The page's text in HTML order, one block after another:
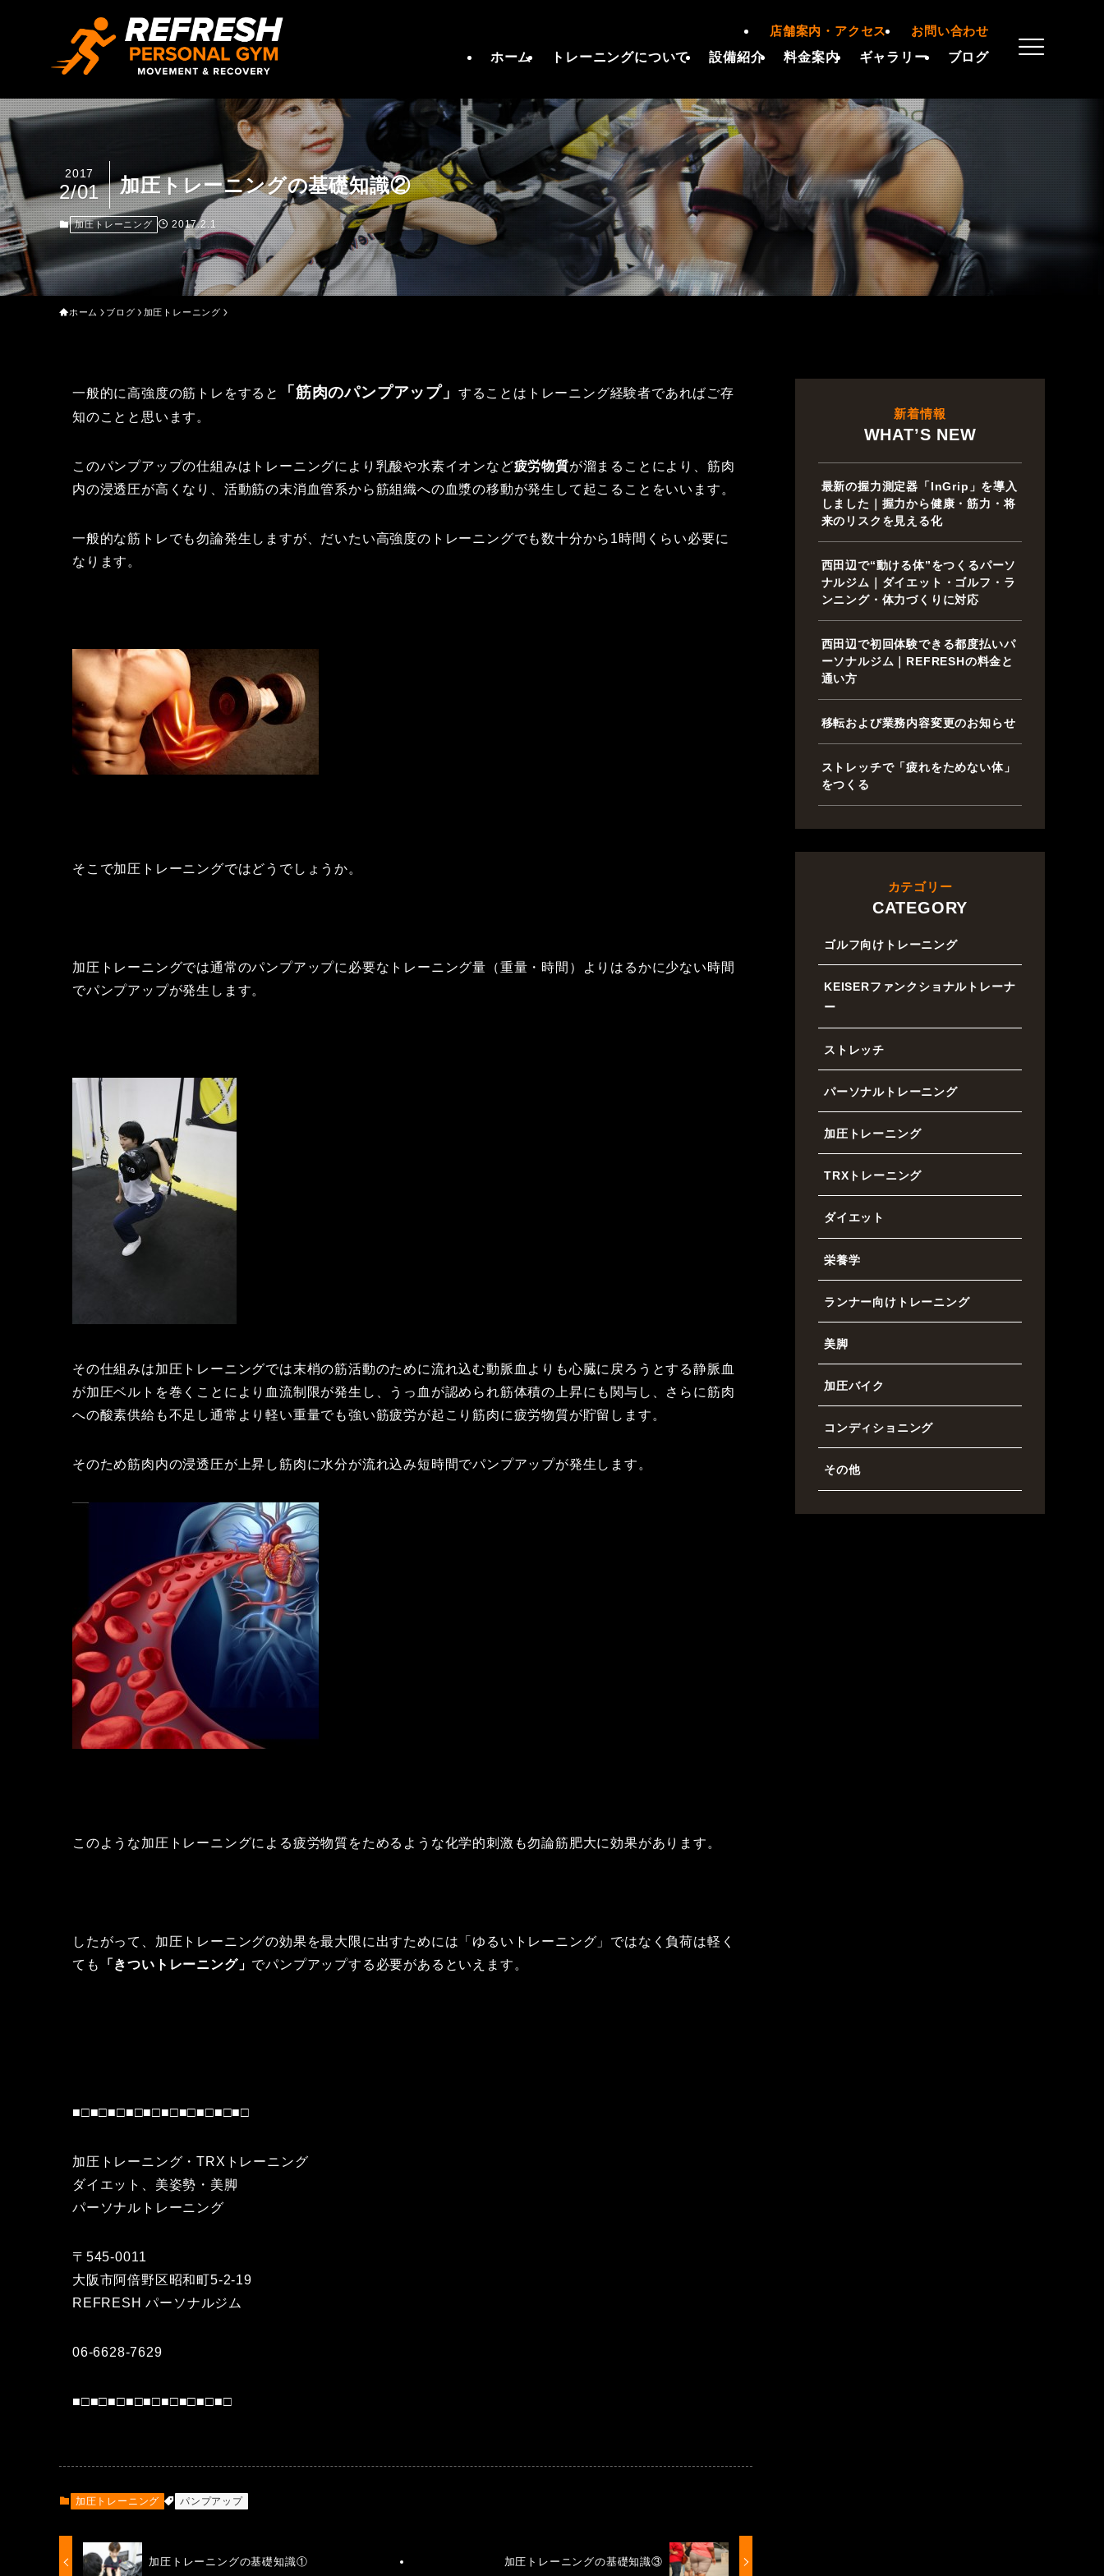
ホーム トレーニングについて 設備紹介 料金案内 ギャラリー ブログ
店舗案内・アクセス お問い合わせ
加圧トレーニングの基礎知識②
2017
2/01
加圧トレーニング 2017.2.1
ホーム ブログ 加圧トレーニング
一般的に高強度の筋トレをすると 「筋肉のパンプアップ」
することはトレーニング経験者であればご存
知のことと思います。
このパンプアップの仕組みはトレーニングにより乳酸や水素イオンなど疲労物質が溜まることにより、筋肉
内の浸透圧が高くなり、活動筋の末消血管系から筋組織への血漿の移動が発生して起こることをいいます。
一般的な筋トレでも勿論発生しますが、だいたい高強度のトレーニングでも数十分から1時間くらい必要に
なります。
そこで加圧トレーニングではどうでしょうか。
加圧トレーニングでは通常のパンプアップに必要なトレーニング量（重量・時間）よりはるかに少ない時間
でパンプアップが発生します。
その仕組みは加圧トレーニングでは末梢の筋活動のために流れ込む動脈血よりも心臓に戻ろうとする静脈血
が加圧ベルトを巻くことにより血流制限が発生し、うっ血が認められ筋体積の上昇にも関与し、さらに筋肉
への酸素供給も不足し通常より軽い重量でも強い筋疲労が起こり筋肉に疲労物質が貯留します。
そのため筋肉内の浸透圧が上昇し筋肉に水分が流れ込み短時間でパンプアップが発生します。
このような加圧トレーニングによる疲労物質をためるような化学的刺激も勿論筋肥大に効果があります。
したがって、加圧トレーニングの効果を最大限に出すためには「ゆるいトレーニング」ではなく負荷は軽く
ても
「きついトレーニング」 でパンプアップする必要があるといえます。
■□■□■□■□■□■□■□■□■□■□
加圧トレーニング・TRXトレーニング
ダイエット、美姿勢・美脚
パーソナルトレーニング
〒545-0011
大阪市阿倍野区昭和町5-2-19
REFRESH パーソナルジム
06-6628-7629
■□■□■□■□■□■□■□■□■□
加圧トレーニング パンプアップ
加圧トレーニングの基礎知識① 加圧トレーニングの基礎知識③
新着情報
WHAT’S NEW
最新の握力測定器「InGrip」を導入
しました｜握力から健康・筋力・将
来のリスクを見える化
西田辺で“動ける体”をつくるパーソ
ナルジム｜ダイエット・ゴルフ・ラ
ンニング・体力づくりに対応
西田辺で初回体験できる都度払いパ
ーソナルジム｜REFRESHの料金と
通い方
移転および業務内容変更のお知らせ
ストレッチで「疲れをためない体」
をつくる
カテゴリー
CATEGORY
ゴルフ向けトレーニング
KEISERファンクショナルトレーナ
ー
ストレッチ
パーソナルトレーニング
加圧トレーニング
TRXトレーニング
ダイエット
栄養学
ランナー向けトレーニング
美脚
加圧バイク
コンディショニング
その他